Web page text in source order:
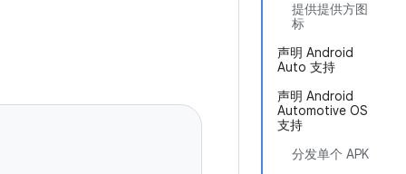
提供提供方图
标
声明 Android
Auto 支持
声明 Android
Automotive OS
支持
分发单个 APK